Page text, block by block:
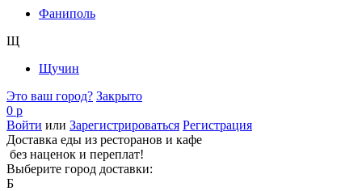
Фаниполь
Щ
Щучин
Это ваш город? Закрыто
0 р
Войти или Зарегистрироваться Регистрация
Доставка еды из ресторанов и кафе
без наценок и переплат!
Выберите город доставки:
Б